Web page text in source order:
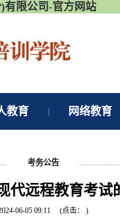
有限公司-官方网站
教育 网络教育
考务公告
代远程教育考试
06-05 09:11 (点击： )